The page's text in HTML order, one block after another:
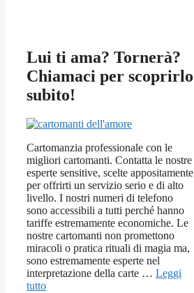
Lui ti ama? Tornerà?
Chiamaci per scoprirlo
subito!
Cartomanzia professionale con le
migliori cartomanti. Contatta le nostre
esperte sensitive, scelte appositamente
per offrirti un servizio serio e di alto
livello. I nostri numeri di telefono
sono accessibili a tutti perché hanno
tariffe estremamente economiche. Le
nostre cartomanti non promettono
miracoli o pratica rituali di magia ma,
sono estremamente esperte nel
interpretazione della carte … Leggi
tutto